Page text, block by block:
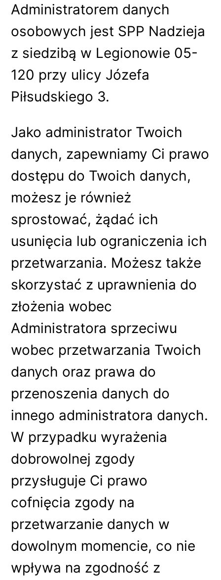
Administratorem danych
osobowych jest SPP Nadzieja
z siedzibą w Legionowie 05-
120 przy ulicy Józefa
Piłsudskiego 3.
Jako administrator Twoich
danych, zapewniamy Ci prawo
dostępu do Twoich danych,
możesz je również
sprostować, żądać ich
usunięcia lub ograniczenia ich
przetwarzania. Możesz także
skorzystać z uprawnienia do
złożenia wobec
Administratora sprzeciwu
wobec przetwarzania Twoich
danych oraz prawa do
przenoszenia danych do
innego administratora danych.
W przypadku wyrażenia
dobrowolnej zgody
przysługuje Ci prawo
cofnięcia zgody na
przetwarzanie danych w
dowolnym momencie, co nie
wpływa na zgodność z